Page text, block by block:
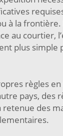
à la
au courtier,
plus simple
règles
pays, des
des